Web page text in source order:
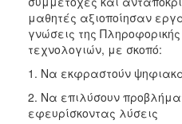
2017
2016
2011
μαθητές αξιοποίησαν
γνώσεις της
τεχνολογιών, με σκοπό:
1. Να εκφραστούν
2. Να επιλύσουν
εφευρίσκοντας λύσεις